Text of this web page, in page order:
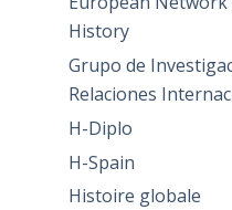
History
Grupo de
Relaciones
H-Diplo
H-Spain
Histoire globale